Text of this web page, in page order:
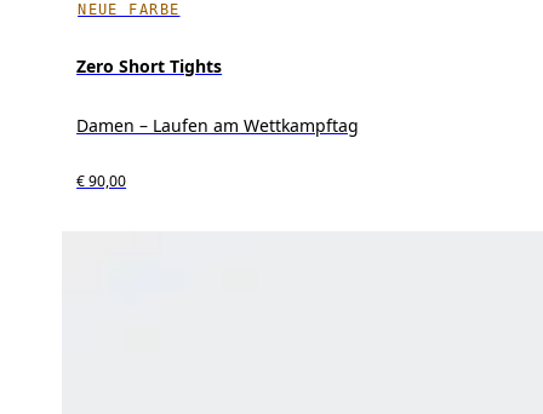
NEUE FARBE
Zero Short Tights
Damen – Laufen am Wettkampftag
€ 90,00